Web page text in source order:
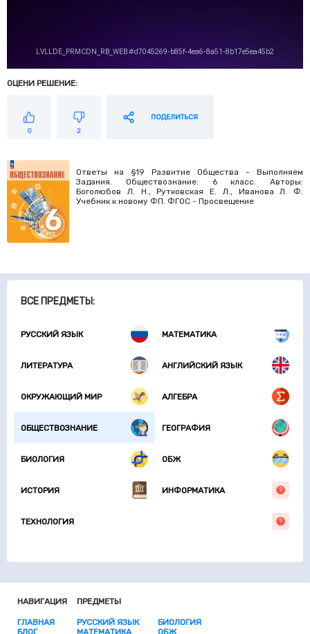
ВСЕ ПРЕДМЕТЫ:
РУССКИЙ ЯЗЫК МАТЕМАТИКА
ЛИТЕРАТУРА АНГЛИЙСКИЙ ЯЗЫК
ОКРУЖАЮЩИЙ МИР АЛГЕБРА
ОБЩЕСТВОЗНАНИЕ ГЕОГРАФИЯ
БИОЛОГИЯ ОБЖ
ИСТОРИЯ ИНФОРМАТИКА
ТЕХНОЛОГИЯ
ОЦЕНИ РЕШЕНИЕ:
0 2
ПОДЕЛИТЬСЯ
Ответы на §19 Развитие Общества - Выполняем
Задания. Обществознание. 6 класс. Авторы:
Боголюбов Л. Н., Рутковская Е. Л., Иванова Л. Ф.
Учебник к новому ФП. ФГОС - Просвещение
НАВИГАЦИЯ
ГЛАВНАЯ
БЛОГ
ПРЕДМЕТЫ
РУССКИЙ ЯЗЫК
МАТЕМАТИКА
БИОЛОГИЯ
ОБЖ